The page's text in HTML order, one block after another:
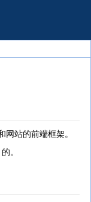
网站的前端框架。
。